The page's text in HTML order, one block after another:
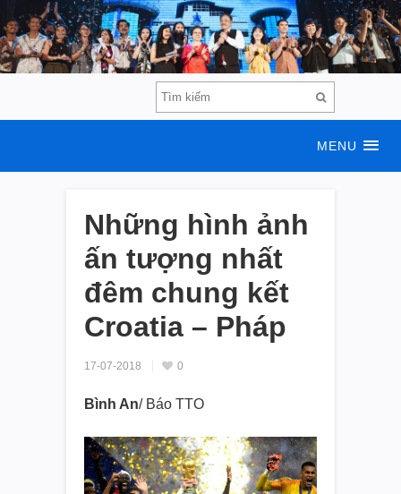
MENU
Những hình ảnh
ấn tượng nhất
đêm chung kết
Croatia – Pháp
17-07-2018 0
Bình An/ Báo TTO